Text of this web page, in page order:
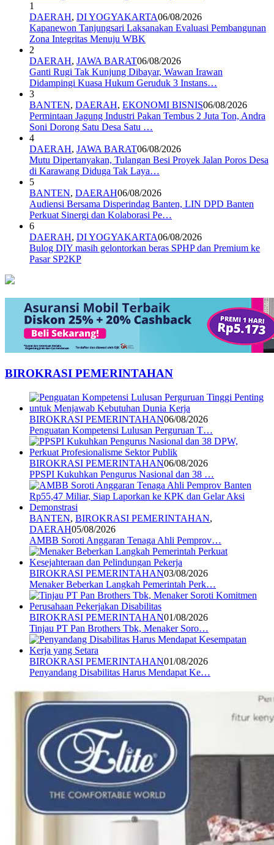
1
DAERAH, DI YOGYAKARTA06/08/2026
Kapanewon Tanjungsari Laksanakan Evaluasi Pembangunan
Zona Integritas Menuju WBK
2
DAERAH, JAWA BARAT06/08/2026
Ganti Rugi Tak Kunjung Dibayar, Wawan Irawan
Didampingi Kuasa Hukum Geruduk 3 Instans…
3
BANTEN, DAERAH, EKONOMI BISNIS06/08/2026
Permintaan Jagung Industri Pakan Tembus 2 Juta Ton, Andra
Soni Dorong Satu Desa Satu …
4
DAERAH, JAWA BARAT06/08/2026
Mutu Dipertanyakan, Tulangan Besi Proyek Jalan Poros Desa
di Karawang Diduga Tak Laya…
5
BANTEN, DAERAH06/08/2026
Audiensi Bersama Disperindag Banten, LIN DPD Banten
Perkuat Sinergi dan Kolaborasi Pe…
6
DAERAH, DI YOGYAKARTA06/08/2026
Bulog DIY masih gelontorkan beras SPHP dan Premium ke
Pasar SP2KP
BIROKRASI PEMERINTAHAN
BIROKRASI PEMERINTAHAN06/08/2026
Penguatan Kompetensi Lulusan Perguruan T…
BIROKRASI PEMERINTAHAN06/08/2026
PPSPI Kukuhkan Pengurus Nasional dan 38 …
BANTEN, BIROKRASI PEMERINTAHAN,
DAERAH05/08/2026
AMBB Soroti Anggaran Tenaga Ahli Pemprov…
BIROKRASI PEMERINTAHAN03/08/2026
Menaker Beberkan Langkah Pemerintah Perk…
BIROKRASI PEMERINTAHAN01/08/2026
Tinjau PT Pan Brothers Tbk, Menaker Soro…
BIROKRASI PEMERINTAHAN01/08/2026
Penyandang Disabilitas Harus Mendapat Ke…